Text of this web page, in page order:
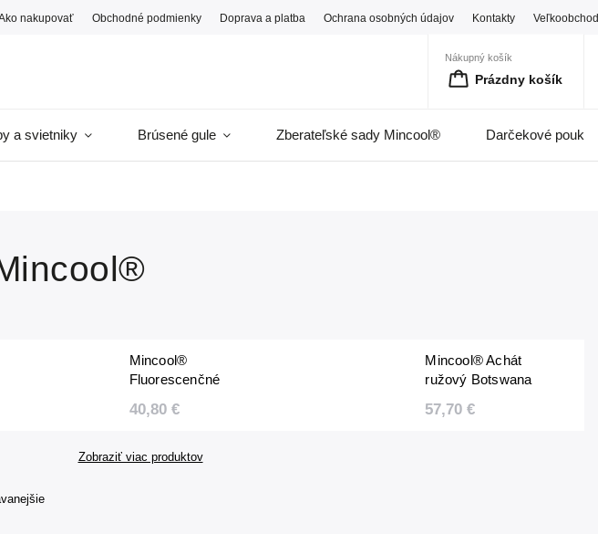
Ako nakupovať Obchodné podmienky Doprava a platba Ochrana osobných údajov Kontakty
Nákupný košík
Prázdny košík
a svietniky Brúsené gule Zberateľské sady Mincool® Darčekové
Mincool®
Fluorescenčné
tromlovaných
svietidlo
40,80 €
Mincool® Achát
ružový Botswana
tromlovaných
57,70 €
Zobraziť viac produktov